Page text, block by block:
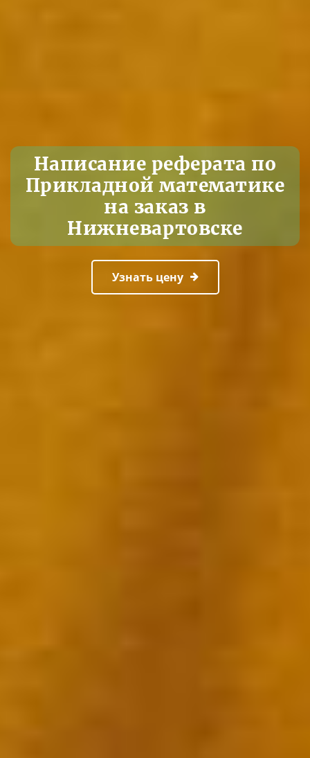
Написание реферата по
Прикладной математике
на заказ в
Нижневартовске
Узнать цену